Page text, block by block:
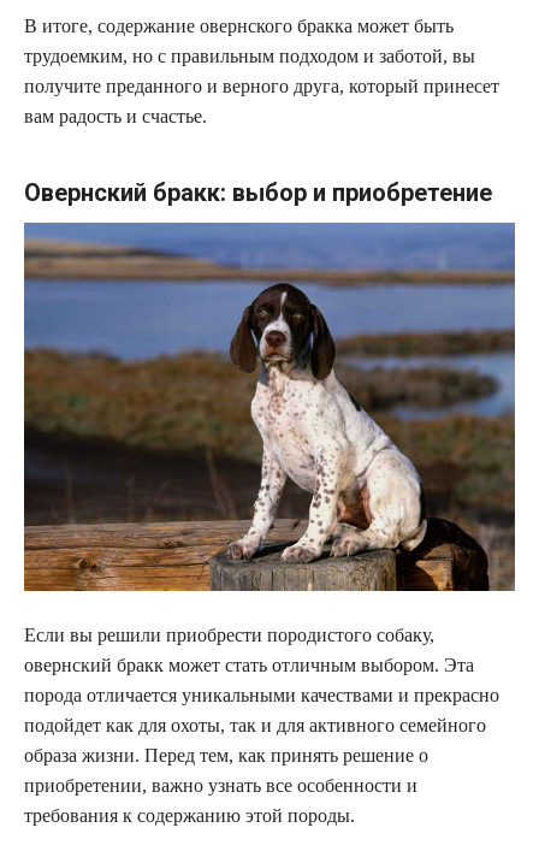
В итоге, содержание овернского бракка может быть
трудоемким, но с правильным подходом и заботой, вы
получите преданного и верного друга, который принесет
вам радость и счастье.
Овернский бракк: выбор и приобретение
Если вы решили приобрести породистого собаку,
овернский бракк может стать отличным выбором. Эта
порода отличается уникальными качествами и прекрасно
подойдет как для охоты, так и для активного семейного
образа жизни. Перед тем, как принять решение о
приобретении, важно узнать все особенности и
требования к содержанию этой породы.